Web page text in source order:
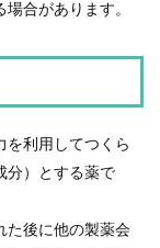
合があります。
を利用してつくら
分）とする薬で
た後に他の製薬会